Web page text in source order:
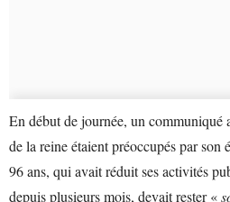
En début de journée, un communiqué
de la reine étaient préoccupés par son
96 ans, qui avait réduit ses activités
depuis plusieurs mois, devait rester «